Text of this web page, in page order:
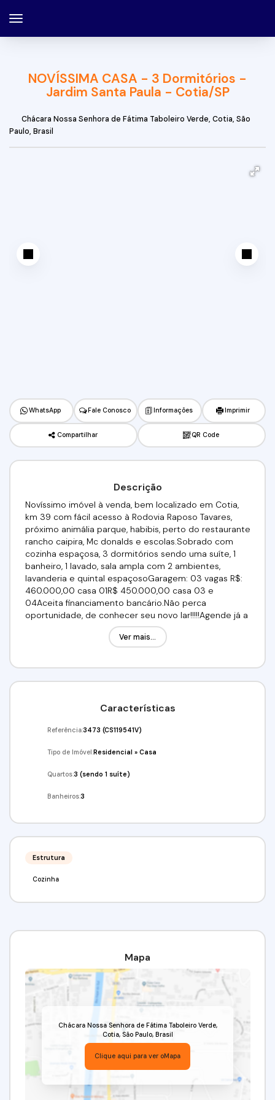
NOVÍSSIMA CASA - 3 Dormitórios -
Jardim Santa Paula - Cotia/SP
Chácara Nossa Senhora de Fátima Taboleiro Verde, Cotia, São
Paulo, Brasil
WhatsApp Fale Conosco Informações Imprimir
Compartilhar QR Code
Descrição
Novíssimo imóvel à venda, bem localizado em Cotia,
km 39 com fácil acesso à Rodovia Raposo Tavares,
próximo animália parque, habibis, perto do restaurante
rancho caipira, Mc donalds e escolas.Sobrado com
cozinha espaçosa, 3 dormitórios sendo uma suíte, 1
banheiro, 1 lavado, sala ampla com 2 ambientes,
lavanderia e quintal espaçosoGaragem: 03 vagas R$:
460.000,00 casa 01R$ 450.000,00 casa 03 e
04Aceita financiamento bancário.Não perca
oportunidade, de conhecer seu novo lar!!!!!Agende já a
sua visita!!!(11) 95332-7355Imobiliária Alfa
Negócios.CRECI: 34.726Ver mais...
Características
Referência:3473 (CS119541V)
Tipo de Imóvel:Residencial »Casa
Quartos:3 (sendo 1 suíte)
Banheiros:3
Estrutura
Cozinha
Mapa
Chácara Nossa Senhora de Fátima Taboleiro Verde,
Cotia, São Paulo, Brasil
Clique aqui para ver oMapa